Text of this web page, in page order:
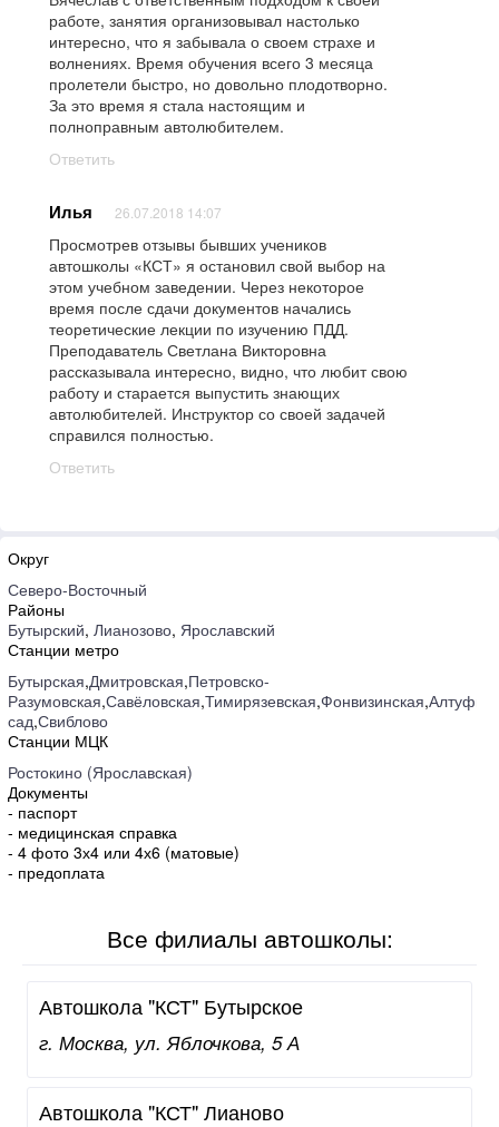
работе, занятия организовывал настолько
интересно, что я забывала о своем страхе и
волнениях. Время обучения всего 3 месяца
пролетели быстро, но довольно плодотворно.
За это время я стала настоящим и
полноправным автолюбителем.
Ответить
Илья 26.07.2018 14:07
Просмотрев отзывы бывших учеников
автошколы «КСТ» я остановил свой выбор на
этом учебном заведении. Через некоторое
время после сдачи документов начались
теоретические лекции по изучению ПДД.
Преподаватель Светлана Викторовна
рассказывала интересно, видно, что любит свою
работу и старается выпустить знающих
автолюбителей. Инструктор со своей задачей
справился полностью.
Ответить
Округ
Северо-Восточный
Районы
Бутырский, Лианозово, Ярославский
Станции метро
Бутырская,Дмитровская,Петровско-
Разумовская,Савёловская,Тимирязевская,Фонвизинская,
сад,Свиблово
Станции МЦК
Ростокино (Ярославская)
Документы
- паспорт
- медицинская справка
- 4 фото 3х4 или 4х6 (матовые)
- предоплата
Все филиалы автошколы:
Автошкола "КСТ" Бутырское
г. Москва, ул. Яблочкова, 5 А
Автошкола "КСТ" Лианово